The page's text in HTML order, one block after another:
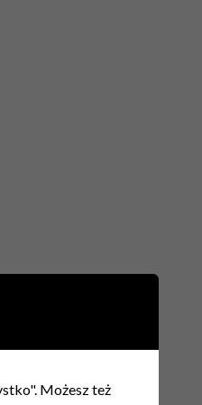
Możesz też